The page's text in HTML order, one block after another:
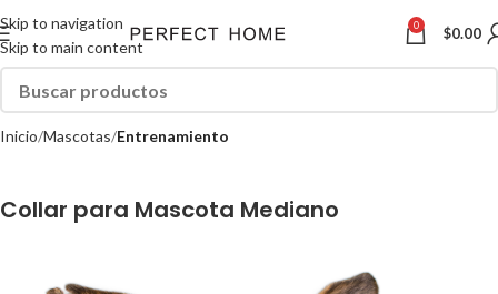
Skip to navigation
Skip to main content
0 $0.00
Inicio Mascotas Entrenamiento
Collar para Mascota Mediano